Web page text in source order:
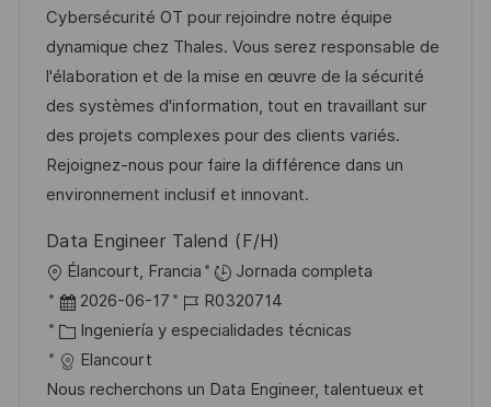
d
e
p
u
b
l
i
a
c
i
ó
m
p
l
e
o
g
o
r
í
a
Cybersécurité OT pour rejoindre notre équipe
dynamique chez Thales. Vous serez responsable de
l'élaboration et de la mise en œuvre de la sécurité
des systèmes d'information, tout en travaillant sur
des projets complexes pour des clients variés.
Rejoignez-nous pour faire la différence dans un
environnement inclusif et innovant.
Data Engineer Talend (F/H)
U
b
c
a
Élancourt, Francia
Jornada completa
F
e
c
h
2026-06-17
I
D
e
R0320714
C
a
t
Ingeniería y especialidades técnicas
Elancourt
Nous recherchons un Data Engineer, talentueux et